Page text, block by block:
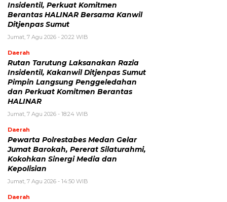
Insidentil, Perkuat Komitmen
Berantas HALINAR Bersama Kanwil
Ditjenpas Sumut
Jumat, 7 Agu 2026 - 20:22 WIB
Daerah
Rutan Tarutung Laksanakan Razia
Insidentil, Kakanwil Ditjenpas Sumut
Pimpin Langsung Penggeledahan
dan Perkuat Komitmen Berantas
HALINAR
Jumat, 7 Agu 2026 - 18:24 WIB
Daerah
Pewarta Polrestabes Medan Gelar
Jumat Barokah, Pererat Silaturahmi,
Kokohkan Sinergi Media dan
Kepolisian
Jumat, 7 Agu 2026 - 14:50 WIB
Daerah